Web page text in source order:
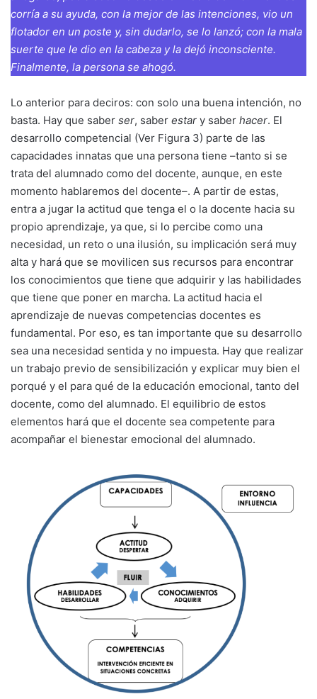
corría a su ayuda, con la mejor de las intenciones, vio un
flotador en un poste y, sin dudarlo, se lo lanzó; con la mala
suerte que le dio en la cabeza y la dejó inconsciente.
Finalmente, la persona se ahogó.
Lo anterior para deciros: con solo una buena intención, no
basta. Hay que saber ser, saber estar y saber hacer. El
desarrollo competencial (Ver Figura 3) parte de las
capacidades innatas que una persona tiene –tanto si se
trata del alumnado como del docente, aunque, en este
momento hablaremos del docente–. A partir de estas,
entra a jugar la actitud que tenga el o la docente hacia su
propio aprendizaje, ya que, si lo percibe como una
necesidad, un reto o una ilusión, su implicación será muy
alta y hará que se movilicen sus recursos para encontrar
los conocimientos que tiene que adquirir y las habilidades
que tiene que poner en marcha. La actitud hacia el
aprendizaje de nuevas competencias docentes es
fundamental. Por eso, es tan importante que su desarrollo
sea una necesidad sentida y no impuesta. Hay que realizar
un trabajo previo de sensibilización y explicar muy bien el
porqué y el para qué de la educación emocional, tanto del
docente, como del alumnado. El equilibrio de estos
elementos hará que el docente sea competente para
acompañar el bienestar emocional del alumnado.